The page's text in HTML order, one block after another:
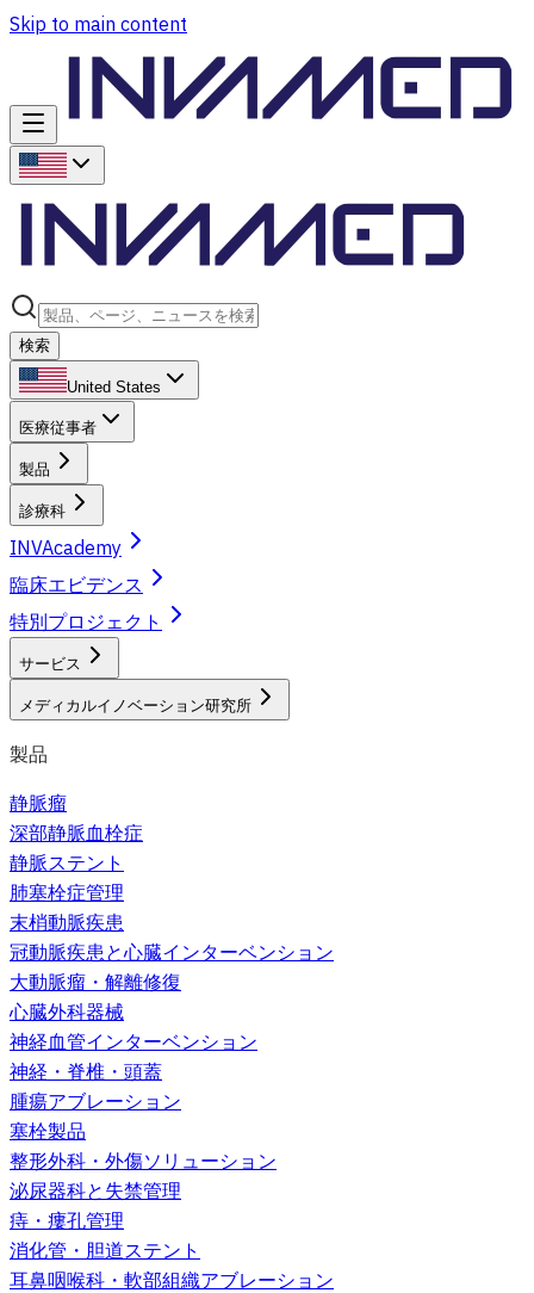
Skip to main content
検索
United States
医療従事者
製品
診療科
INVAcademy
臨床エビデンス
特別プロジェクト
サービス
メディカルイノベーション研究所
製品
静脈瘤
深部静脈血栓症
静脈ステント
肺塞栓症管理
末梢動脈疾患
冠動脈疾患と心臓インターベンション
大動脈瘤・解離修復
心臓外科器械
神経血管インターベンション
神経・脊椎・頭蓋
腫瘍アブレーション
塞栓製品
整形外科・外傷ソリューション
泌尿器科と失禁管理
痔・瘻孔管理
消化管・胆道ステント
耳鼻咽喉科・軟部組織アブレーション